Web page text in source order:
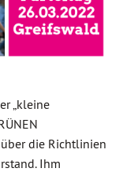
„kleine
die Richtlinien
Ihm